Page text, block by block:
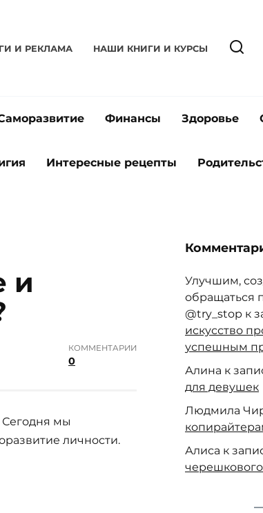
И РЕКЛАМА НАШИ КНИГИ И КУРСЫ
Финансы Здоровье
Интересные рецепты
и
КОММЕНТАРИИ
0
Сегодня мы
личности.
Улучшим,
обращаться
@try_stop к
искусство
успешным
Алина к
для девушек
Людмила
Алиса к